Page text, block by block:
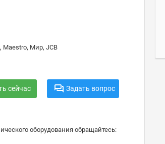
Maestro, Мир, JCB
сейчас Задать вопрос
оборудования обращайтесь: